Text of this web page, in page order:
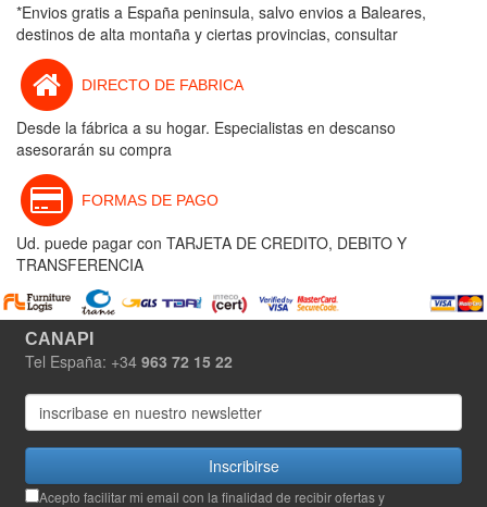
*Envios gratis a España peninsula, salvo envios a Baleares,
destinos de alta montaña y ciertas provincias, consultar
DIRECTO DE FABRICA
Desde la fábrica a su hogar. Especialistas en descanso
asesorarán su compra
FORMAS DE PAGO
Ud. puede pagar con TARJETA DE CREDITO, DEBITO Y
TRANSFERENCIA
CANAPI
Tel España: +34 963 72 15 22
Inscribirse
Acepto facilitar mi email con la finalidad de recibir ofertas y